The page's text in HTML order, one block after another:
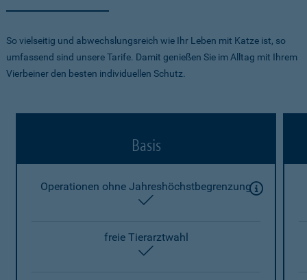
So vielseitig und abwechslungsreich wie Ihr Leben mit Katze ist, so
umfassend sind unsere Tarife. Damit genießen Sie im Alltag mit Ihrem
Vierbeiner den besten individuellen Schutz.
Basis
Operationen ohne Jahreshöchstbegrenzung
freie Tierarztwahl